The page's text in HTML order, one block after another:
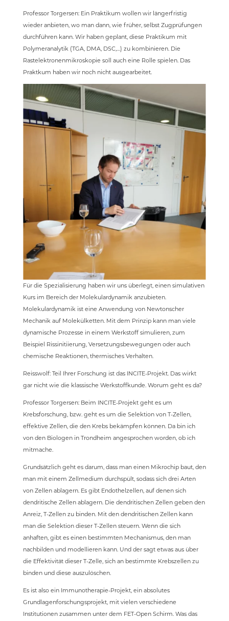
Professor Torgersen: Ein Praktikum wollen wir längerfristig
wieder anbieten, wo man dann, wie früher, selbst Zugprüfungen
durchführen kann. Wir haben geplant, diese Praktikum mit
Polymeranalytik (TGA, DMA, DSC,…) zu kombinieren. Die
Rastelektronenmikroskopie soll auch eine Rolle spielen. Das
Praktkum haben wir noch nicht ausgearbeitet.
Für die Spezialisierung haben wir uns überlegt, einen simulativen
Kurs im Bereich der Molekulardynamik anzubieten.
Molekulardynamik ist eine Anwendung von Newtonscher
Mechanik auf Molekülketten. Mit dem Prinzip kann man viele
dynamische Prozesse in einem Werkstoff simulieren, zum
Beispiel Rissinitiierung, Versetzungsbewegungen oder auch
chemische Reaktionen, thermisches Verhalten.
Reisswolf: Teil Ihrer Forschung ist das INCITE-Projekt. Das wirkt
gar nicht wie die klassische Werkstoffkunde. Worum geht es da?
Professor Torgersen: Beim INCITE-Projekt geht es um
Krebsforschung, bzw. geht es um die Selektion von T-Zellen,
effektive Zellen, die den Krebs bekämpfen können. Da bin ich
von den Biologen in Trondheim angesprochen worden, ob ich
mitmache.
Grundsätzlich geht es darum, dass man einen Mikrochip baut, den
man mit einem Zellmedium durchspült, sodass sich drei Arten
von Zellen ablagern. Es gibt Endothelzellen, auf denen sich
dendritische Zellen ablagern. Die dendritischen Zellen geben den
Anreiz, T-Zellen zu binden. Mit den dendritischen Zellen kann
man die Selektion dieser T-Zellen steuern. Wenn die sich
anhaften, gibt es einen bestimmten Mechanismus, den man
nachbilden und modellieren kann. Und der sagt etwas aus über
die Effektivität dieser T-Zelle, sich an bestimmte Krebszellen zu
binden und diese auszulöschen.
Es ist also ein Immunotherapie-Projekt, ein absolutes
Grundlagenforschungsprojekt, mit vielen verschiedene
Institutionen zusammen unter dem FET-Open Schirm. Was das